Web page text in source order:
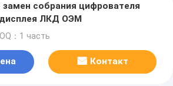
собрания цифрователя
ЛКД ОЭМ
：1 часть
Контакт